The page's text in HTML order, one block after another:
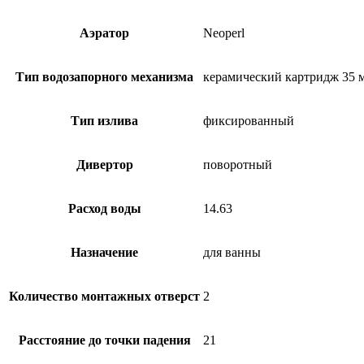
Аэратор Neoperl
Тип водозапорного механизма керамический картридж 35
Тип излива фиксированный
Дивертор поворотный
Расход воды 14.63
Назначение для ванны
Количество монтажных отверст 2
Расстояние до точки падения 21